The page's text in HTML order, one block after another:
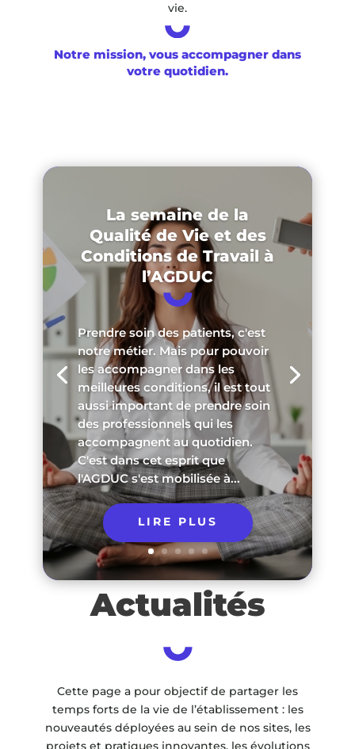
vie.
Notre mission, vous accompagner dans
votre quotidien.
La semaine de la
Qualité de Vie et des
Conditions de Travail à
l’AGDUC
Prendre soin des patients, c'est
notre métier. Mais pour pouvoir
les accompagner dans les
meilleures conditions, il est tout
aussi important de prendre soin
des professionnels qui les
accompagnent au quotidien.
C'est dans cet esprit que
l'AGDUC s'est mobilisée à...
LIRE PLUS
Actualités
Cette page a pour objectif de partager les
temps forts de la vie de l’établissement : les
nouveautés déployées au sein de nos sites, les
projets et pratiques innovantes, les évolutions